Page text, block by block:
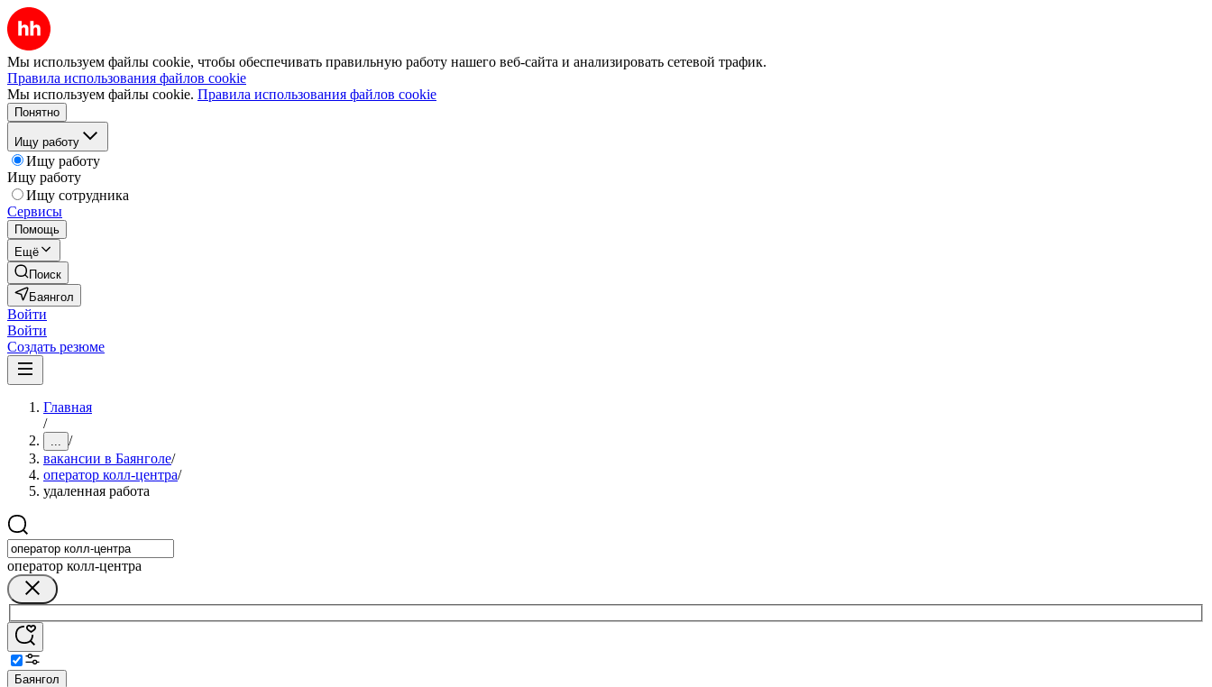
Мы используем файлы cookie, чтобы обеспечивать правильную работу нашего веб-сайта и анализировать сетевой трафик.
Правила использования файлов cookie
Мы используем файлы cookie. Правила использования файлов cookie
Понятно
Ищу работу
Ищу работу
Ищу работу
Ищу сотрудника
Сервисы
Помощь
Ещё
Поиск
Баянгол
Войти
Войти
Создать резюме
Главная
/
... /
вакансии в Баянголе/
оператор колл-центра/
удаленная работа
оператор колл-центра
Баянгол